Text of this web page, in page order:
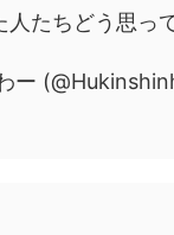
人たちどう思っ
ー